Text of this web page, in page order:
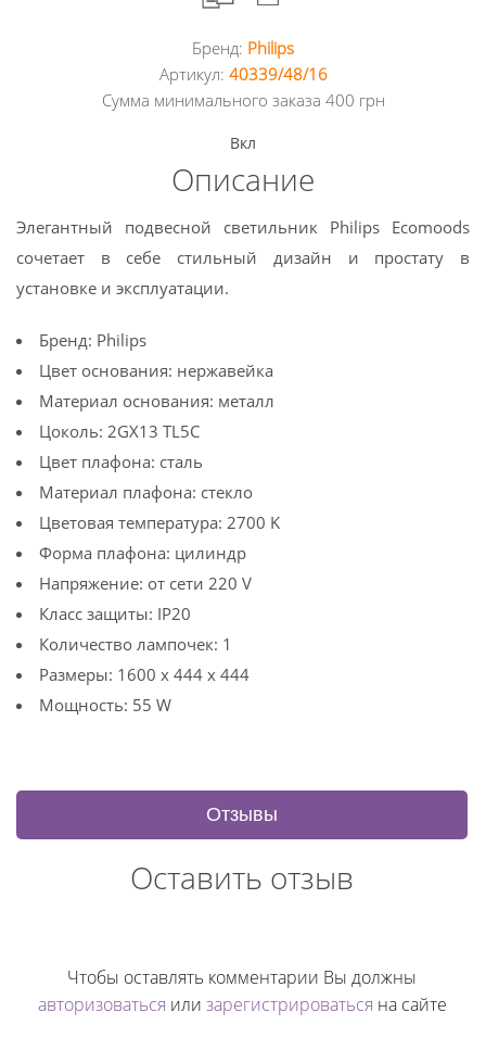
Facebook
Twitter
Pinterest
Бренд: Philips
Артикул: 40339/48/16
Сумма минимального заказа 400 грн
Вкл
Описание
Элегантный подвесной светильник Philips Ecomoods
сочетает в себе стильный дизайн и простату в
установке и эксплуатации.
Бренд: Philips
Цвет основания: нержавейка
Материал основания: металл
Цоколь: 2GX13 TL5C
Цвет плафона: сталь
Материал плафона: стекло
Цветовая температура: 2700 K
Форма плафона: цилиндр
Напряжение: от сети 220 V
Класс защиты: IP20
Количество лампочек: 1
Размеры: 1600 x 444 x 444
Мощность: 55 W
Отзывы
Оставить отзыв
Чтобы оставлять комментарии Вы должны
авторизоваться или зарегистрироваться на сайте